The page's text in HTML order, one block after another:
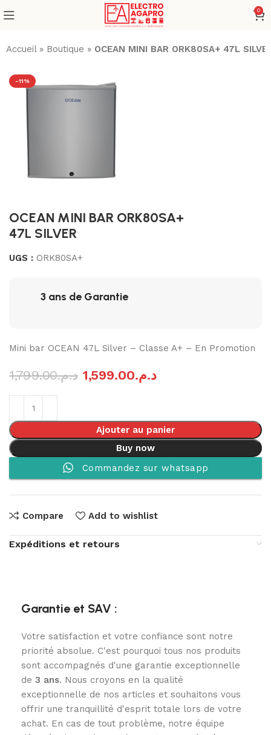
0
Accueil» Boutique » OCEAN MINI BAR ORK80SA+ 47L
-11%
OCEAN MINI BAR ORK80SA+
47L SILVER
UGS : ORK80SA+
3 ans de Garantie
Mini bar OCEAN 47L Silver – Classe A+ – En Promotion
د.م.1,799.00 د.م.1,599.00
Ajouter au panier
Buy now
Commandez sur whatsapp
Compare Add to wishlist
Expéditions et retours
Garantie et SAV :
Votre satisfaction et votre confiance sont notre
priorité absolue. C'est pourquoi tous nos produits
sont accompagnés d'une garantie exceptionnelle
de 3 ans. Nous croyons en la qualité
exceptionnelle de nos articles et souhaitons vous
offrir une tranquillité d'esprit totale lors de votre
achat. En cas de tout problème, notre équipe